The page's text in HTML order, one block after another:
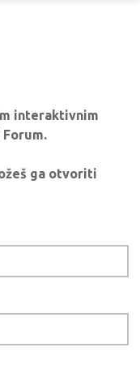
interaktivnim
ga otvoriti